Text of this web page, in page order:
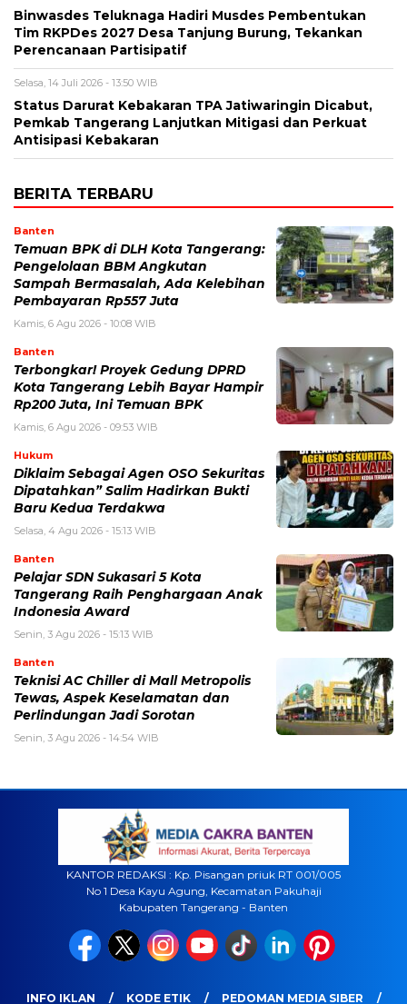
Binwasdes Teluknaga Hadiri Musdes Pembentukan
Tim RKPDes 2027 Desa Tanjung Burung, Tekankan
Perencanaan Partisipatif
Selasa, 14 Juli 2026 - 13:50 WIB
Status Darurat Kebakaran TPA Jatiwaringin Dicabut,
Pemkab Tangerang Lanjutkan Mitigasi dan Perkuat
Antisipasi Kebakaran
BERITA TERBARU
Banten
Temuan BPK di DLH Kota Tangerang:
Pengelolaan BBM Angkutan
Sampah Bermasalah, Ada Kelebihan
Pembayaran Rp557 Juta
Kamis, 6 Agu 2026 - 10:08 WIB
Banten
‎Terbongkar! Proyek Gedung DPRD
Kota Tangerang Lebih Bayar Hampir
Rp200 Juta, Ini Temuan BPK
Kamis, 6 Agu 2026 - 09:53 WIB
Hukum
Diklaim Sebagai Agen OSO Sekuritas
Dipatahkan” Salim Hadirkan Bukti
Baru Kedua Terdakwa
Selasa, 4 Agu 2026 - 15:13 WIB
Banten
Pelajar SDN Sukasari 5 Kota
Tangerang Raih Penghargaan Anak
Indonesia Award
Senin, 3 Agu 2026 - 15:13 WIB
Banten
Teknisi AC Chiller di Mall Metropolis
Tewas, Aspek Keselamatan dan
Perlindungan Jadi Sorotan
Senin, 3 Agu 2026 - 14:54 WIB
KANTOR REDAKSI : Kp. Pisangan priuk RT 001/005
No 1 Desa Kayu Agung, Kecamatan Pakuhaji
Kabupaten Tangerang - Banten
INFO IKLAN KODE ETIK PEDOMAN MEDIA SIBER